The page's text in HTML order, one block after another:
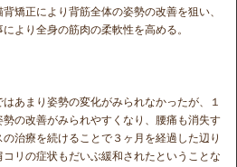
矯正により背筋全体の姿勢の改善を狙い、
より全身の筋肉の柔軟性を高める。
あまり姿勢の変化がみられなかったが、１
の改善がみられやすくなり、腰痛も消失す
治療を続けることで３ヶ月を経過した辺り
リの症状もだいぶ緩和されたということな